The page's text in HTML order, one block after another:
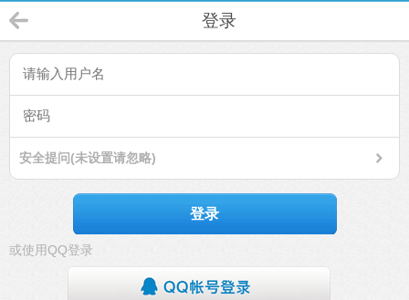
登录
安全提问(未设置请忽略)
登录
或使用QQ登录